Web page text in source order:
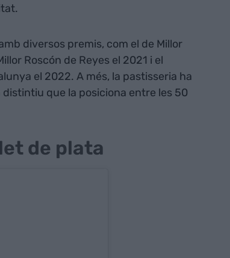
diversos premis, com el de Millor
Roscón de Reyes el 2021 i el
el 2022. A més, la pastisseria ha
que la posiciona entre les 50
de plata